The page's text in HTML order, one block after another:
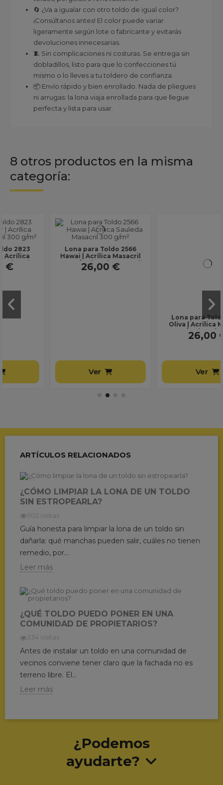
🔄 ¿Va a igualar con otro toldo de igual color?
¡Consúltanos antes! El color puede variar
ligeramente según lote o fabricante y evitarás
devoluciones innecesarias.
🧵 Sin complicaciones ni costuras. Se entrega sin
dobladillos, listo para que lo confecciones tú
mismo o lo lleves a tu toldero de confianza.
📦 Envío rápido y bien enrollado. Nada de pliegues
ni arrugas: la lona viaja enrollada para que llegue
perfecta y lista para usar.
8 otros productos en la misma
categoría:
Lona para Toldo 2566
Hawai | Acrílica Masacril
300 g/m² | Ancho 1,20 m |
Lona para Toldo 2832
Oliva | Acrílica Masacril
300 g/m² | Ancho 1,20 m |
ARTÍCULOS RELACIONADOS
¿CÓMO LIMPIAR LA LONA DE UN TOLDO
SIN ESTROPEARLA?
1102 visitas
Guía honesta para limpiar la lona de un toldo sin
dañarla: qué manchas pueden salir, cuáles no tienen
remedio, por...
Leer más
¿QUÉ TOLDO PUEDO PONER EN UNA
COMUNIDAD DE PROPIETARIOS?
334 visitas
Antes de instalar un toldo en una comunidad de
vecinos conviene tener claro que la fachada no es
terreno libre. El...
Leer más
¿Podemos
ayudarte?